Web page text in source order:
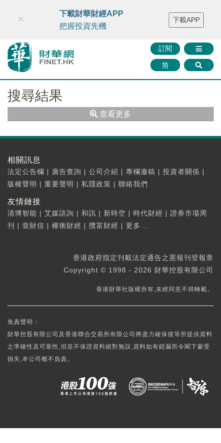
財華智庫網 FINTV FINMETA 財華證券 媒體矩陣
智庫沙龍
聯絡我們
訂閱
简
×
下載財華財經APP
把握投資先機
下載APP
搜尋結果
查看更多
相關訊息
法定公告欄 | 廣告查詢 | 公司介紹 | 專欄邀稿 | 投資者關係 |
版權聲明 | 重要聲明 | 私隱政策 | 聯絡我們
友情鏈接
清博智能 | 艾媒諮詢 | 和訊 | 新時空 | 時代財經 | 證券市場周
刊
| 壹財信 | 權衡財經 | 攬富財經 | 更多...
香港政府指定刊載法定通告之憲報刊登報章
Copyright © 1998 - 2026 財華控股有限公司
香港財華社版權所有,未經同意不得轉載。
免責聲明：
財華控股有限公司及香港聯合交易所有限公司將盡力確保彼等所提供資料
之準確性及可靠性,但並不保證資料絕對無誤,資料如有錯漏而令閣下蒙受
損失,本公司概不負責。